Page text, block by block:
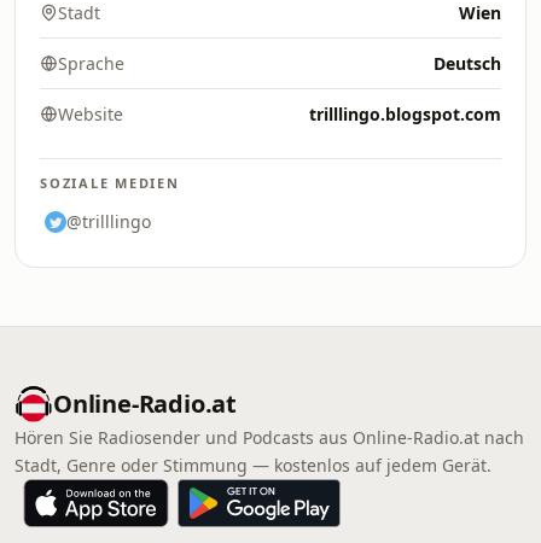
Stadt Wien
Sprache Deutsch
Website trilllingo.blogspot.com
SOZIALE MEDIEN
@trilllingo
Online‑Radio.at
Hören Sie Radiosender und Podcasts aus Online‑Radio.at nach
Stadt, Genre oder Stimmung — kostenlos auf jedem Gerät.